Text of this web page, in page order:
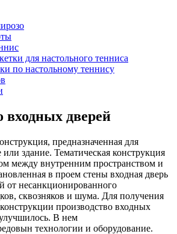
для настольного тенниса
по настольному теннису
входных дверей
предназначенная для
здание. Тематическая конструкция
между внутренним пространством и
в проем стены входная дверь
от несанкционированного
сквозняков и шума. Для получения
производство входных
В нем
технологии и оборудование.